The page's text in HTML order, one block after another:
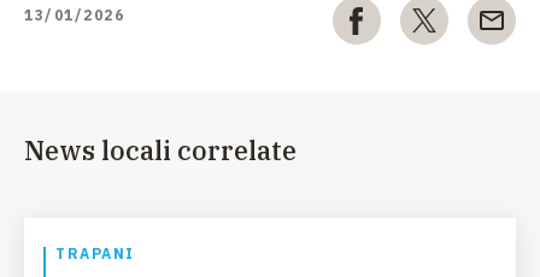
13/01/2026
News locali correlate
TRAPANI